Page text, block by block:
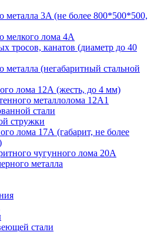
металла 3A (не более 800*500*500,
мелкого лома 4А
тросов, канатов (диаметр до 40
металла (негабаритный стальной
лома 12А (жесть, до 4 мм)
металлолома 12А1
стали
стружки
лома 17А (габарит, не более
чугунного лома 20А
металла
стали